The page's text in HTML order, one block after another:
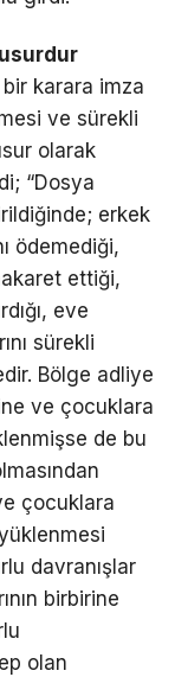
karara imza
ve sürekli
olarak
“Dosya
erkek
ödemediği,
ettiği,
eve
sürekli
Bölge adliye
ve çocuklara
de bu
çocuklara
davranışlar
birbirine
olan